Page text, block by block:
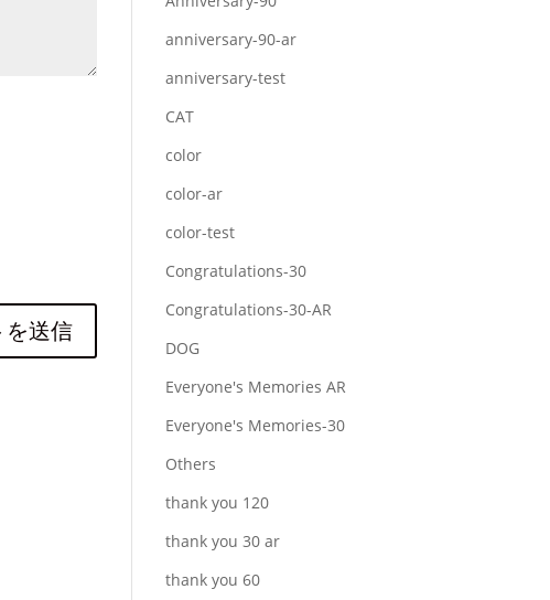
anniversary-90-ar
anniversary-test
CAT
color
color-ar
color-test
Congratulations-30
Congratulations-30-AR
DOG
Everyone's Memories AR
Everyone's Memories-30
Others
thank you 120
thank you 30 ar
thank you 60